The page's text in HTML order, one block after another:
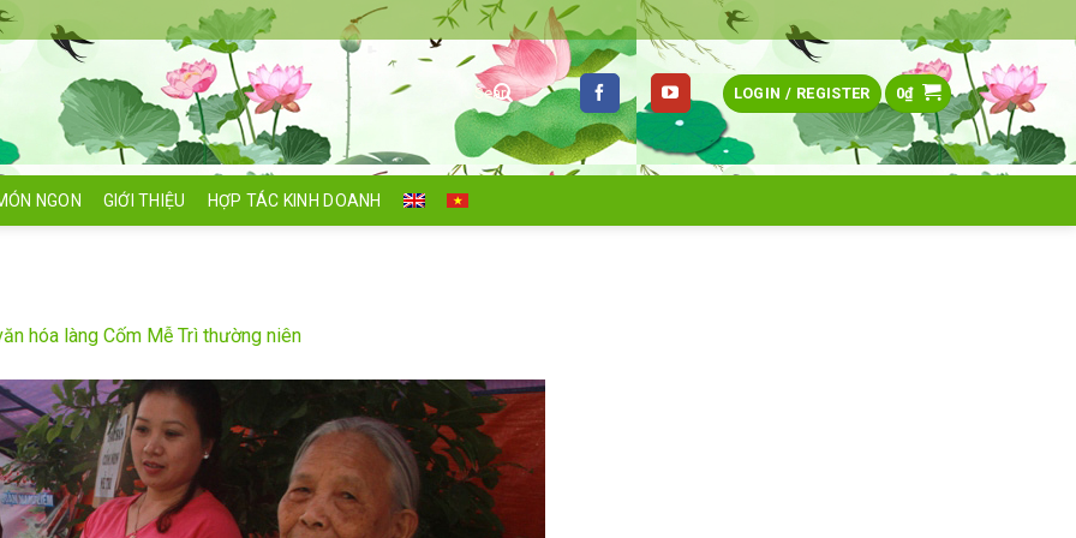
Search
for:
LOGIN / REGISTER 0₫
NGON GIỚI THIỆU HỢP TÁC KINH DOANH
hóa làng Cốm Mễ Trì thường niên